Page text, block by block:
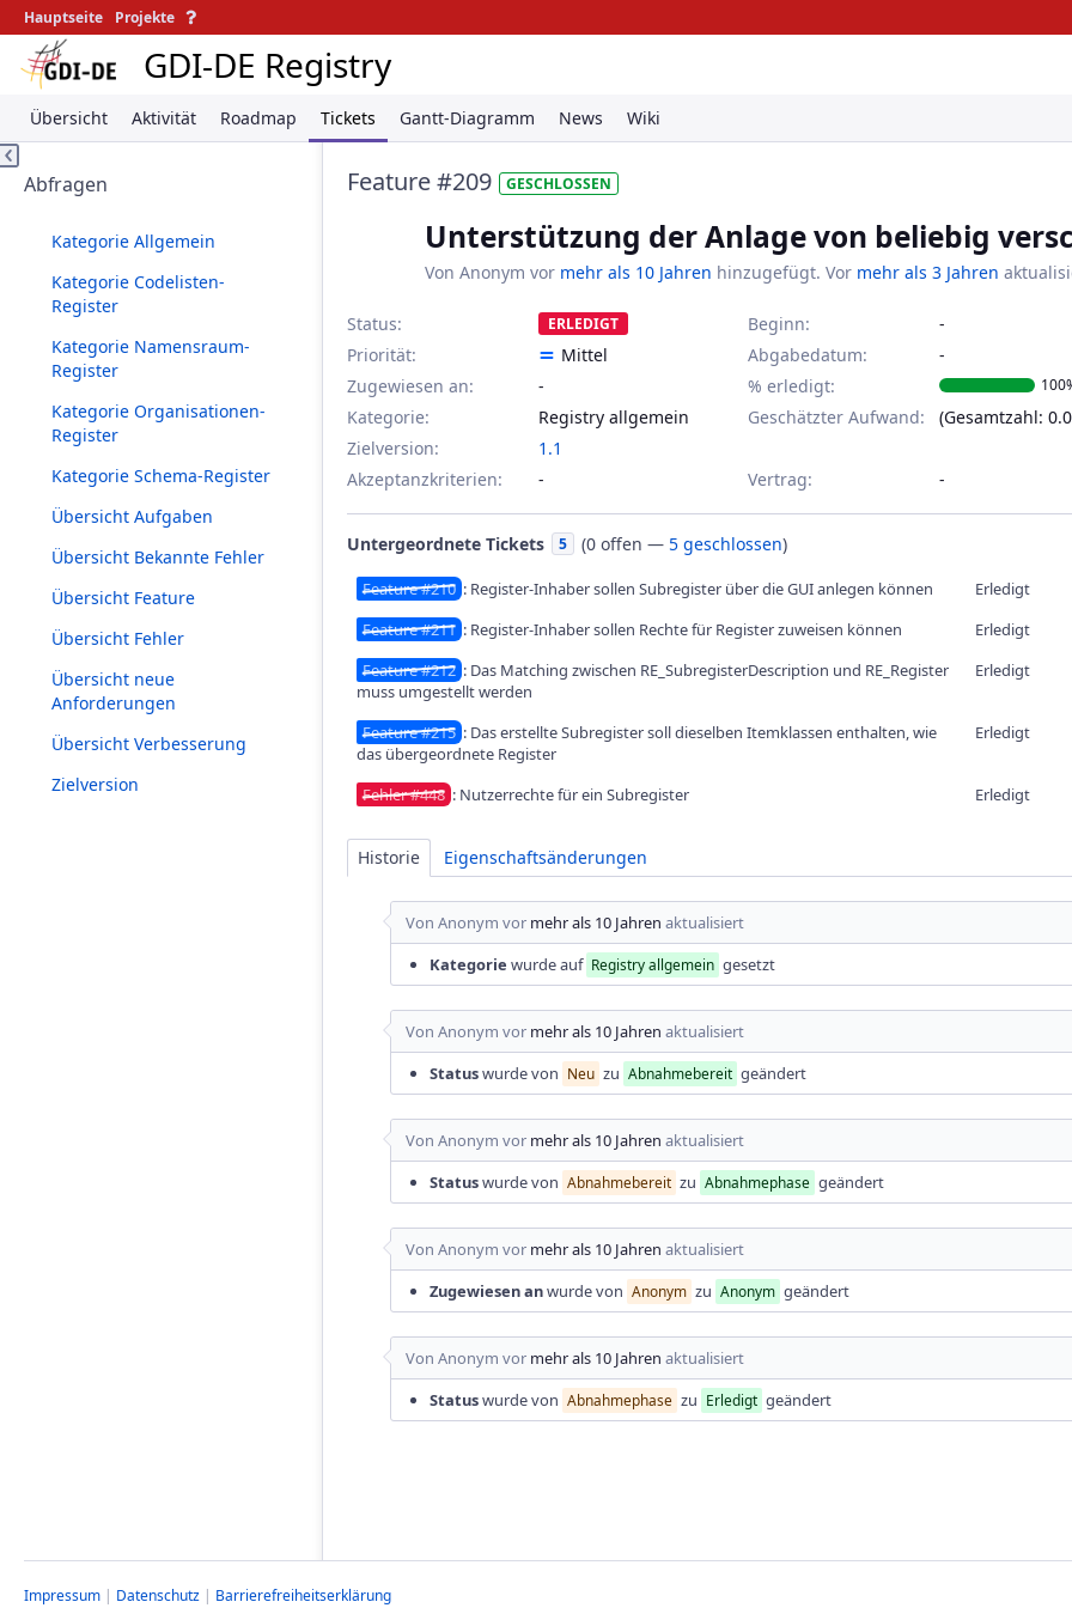
Hauptseite Projekte
GDI-DE Registry
Übersicht Aktivität Roadmap Tickets Gantt-Diagramm News Wiki
Abfragen
Kategorie Allgemein
Kategorie Codelisten-
Register
Kategorie Namensraum-
Register
Kategorie Organisationen-
Register
Kategorie Schema-Register
Übersicht Aufgaben
Übersicht Bekannte Fehler
Übersicht Feature
Übersicht Fehler
Übersicht neue
Anforderungen
Übersicht Verbesserung
Zielversion
Feature #209 GESCHLOSSEN
Unterstützung der Anlage von beliebig
Von Anonym vor mehr als 10 Jahren hinzugefügt. Vor mehr als 3 Jahren
Status: ERLEDIGT
Priorität:
Mittel
Zugewiesen an:
-
Kategorie:
Registry allgemein
Zielversion:
1.1
Beginn:
Abgabedatum:
% erledigt:
Geschätzter Aufwand: (Gesamtzahl:
Akzeptanzkriterien: Vertrag:
Untergeordnete Tickets 5 (0 offen — 5 geschlossen)
Feature #210 : Register-Inhaber sollen Subregister über die GUI anlegen können Erledigt
Feature #211 : Register-Inhaber sollen Rechte für Register zuweisen können Erledigt
Feature #212 : Das Matching zwischen RE_SubregisterDescription und RE_Register
muss umgestellt werden
Erledigt
Feature #215 : Das erstellte Subregister soll dieselben Itemklassen enthalten, wie
das übergeordnete Register
Erledigt
Fehler #448 : Nutzerrechte für ein Subregister Erledigt
Historie Eigenschaftsänderungen
Von Anonym vor mehr als 10 Jahren aktualisiert
Kategorie wurde auf Registry allgemein gesetzt
Von Anonym vor mehr als 10 Jahren aktualisiert
Statuswurde von Neu zu Abnahmebereit geändert
Von Anonym vor mehr als 10 Jahren aktualisiert
Statuswurde von Abnahmebereit zu Abnahmephase geändert
Von Anonym vor mehr als 10 Jahren aktualisiert
Zugewiesen anwurde von Anonym zu Anonym geändert
Von Anonym vor mehr als 10 Jahren aktualisiert
Statuswurde von Abnahmephase zu Erledigt geändert
Impressum | Datenschutz | Barrierefreiheitserklärung